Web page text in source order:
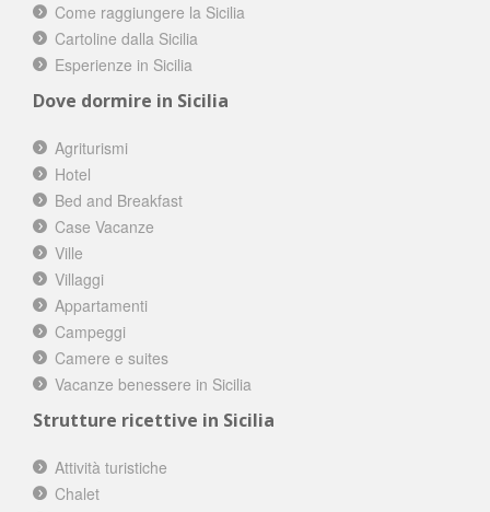
Come raggiungere la Sicilia
Cartoline dalla Sicilia
Esperienze in Sicilia
Dove dormire in Sicilia
Agriturismi
Hotel
Bed and Breakfast
Case Vacanze
Ville
Villaggi
Appartamenti
Campeggi
Camere e suites
Vacanze benessere in Sicilia
Strutture ricettive in Sicilia
Attività turistiche
Chalet